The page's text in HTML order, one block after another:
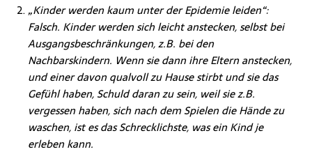
„Kinder werden kaum unter der Epidemie leiden“:
Falsch. Kinder werden sich leicht anstecken, selbst bei
Ausgangsbeschränkungen, z.B. bei den
Nachbarskindern. Wenn sie dann ihre Eltern anstecken,
und einer davon qualvoll zu Hause stirbt und sie das
Gefühl haben, Schuld daran zu sein, weil sie z.B.
vergessen haben, sich nach dem Spielen die Hände zu
waschen, ist es das Schrecklichste, was ein Kind je
erleben kann.